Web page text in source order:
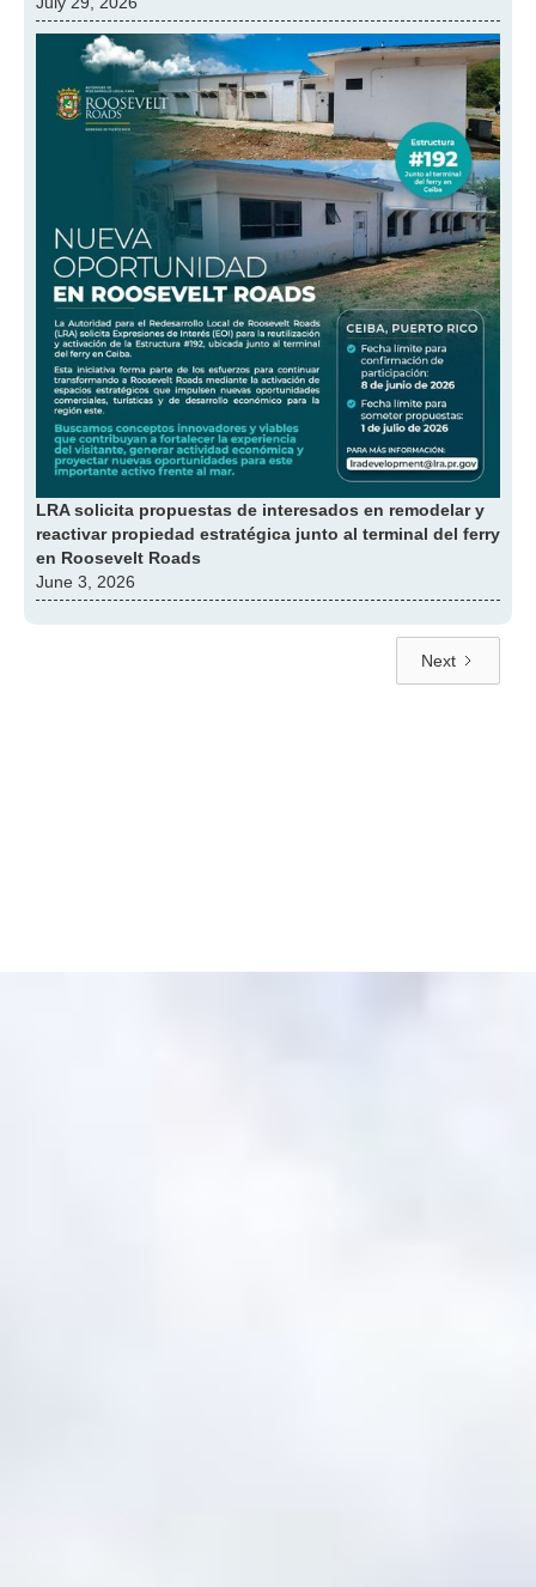
LRA solicita propuestas de interesados en remodelar y
reactivar propiedad estratégica junto al terminal del ferry
en Roosevelt Roads
June 3, 2026
Next